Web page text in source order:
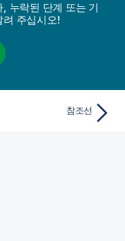
누락된 단계 또는 기
려 주십시오!
참조선